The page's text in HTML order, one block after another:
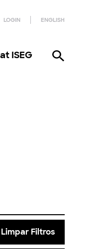
LOGIN ENGLISH
ISEG
Limpar Filtros